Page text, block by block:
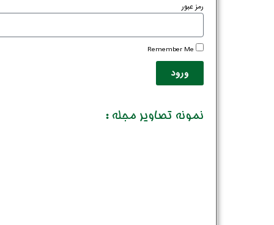
رمز عبور
Remember Me
ورود
نمونه تصاویر مجله :